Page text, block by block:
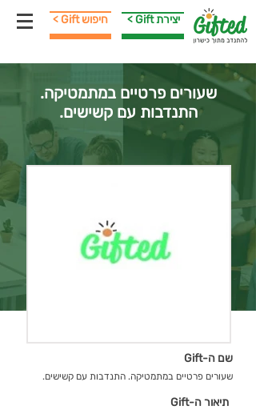
< Gift חיפוש < Gift יצירת
שעורים פרטיים במתמטיקה.
התנדבות עם קשישים.
שם ה-Gift
שעורים פרטיים במתמטיקה. התנדבות עם קשישים.
תיאור ה-Gift